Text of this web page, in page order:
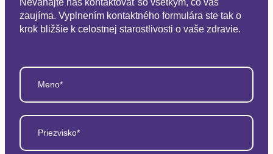
Neváhajte nás kontaktovať so všetkým, čo vás
zaujíma. Vyplnením kontaktného formulára ste tak o
krok bližšie k celostnej starostlivosti o vaše zdravie.
Meno*
Priezvisko*